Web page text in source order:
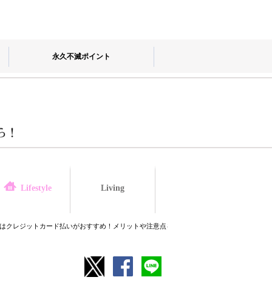
永久不滅ポイント
Lifestyle Living
クレジットカード払いがおすすめ！メリットや注意点を解説